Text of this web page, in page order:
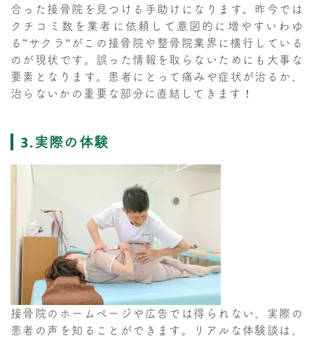
合った接骨院を見つける手助けになります。昨今では
クチコミ数を業者に依頼して意図的に増やすいわゆ
る”サクラ”がこの接骨院や整骨院業界に横行している
のが現状です。誤った情報を取らないためにも大事な
要素となります。患者にとって痛みや症状が治るか、
治らないかの重要な部分に直結してきます！
3.実際の体験
接骨院のホームページや広告では得られない、実際の
患者の声を知ることができます。リアルな体験談は、